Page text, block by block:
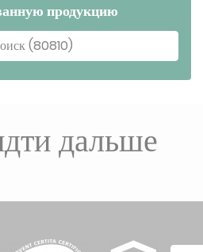
продукцию
(80810)
дальше